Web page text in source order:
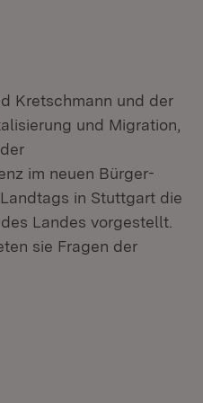
Kretschmann und der
und Migration,
im neuen Bürger-
in Stuttgart die
Landes vorgestellt.
sie Fragen der